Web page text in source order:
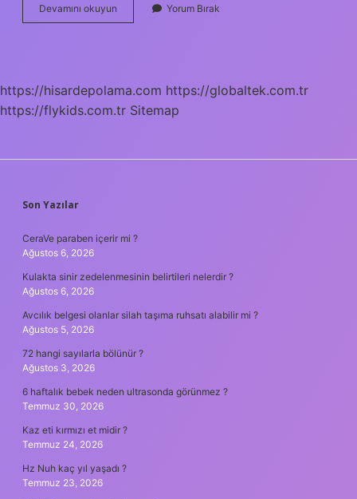
Devamını okuyun Felsefede
Akıl
Yorum Bırak
https://hisardepolama.com https://globaltek.com.tr
https://flykids.com.tr Sitemap
SIDEBAR
Son Yazılar
CeraVe paraben içerir mi ?
Ağustos 6, 2026
Kulakta sinir zedelenmesinin belirtileri nelerdir ?
Ağustos 6, 2026
Avcılık belgesi olanlar silah taşıma ruhsatı alabilir mi ?
Ağustos 5, 2026
72 hangi sayılarla bölünür ?
Ağustos 3, 2026
6 haftalık bebek neden ultrasonda görünmez ?
Temmuz 30, 2026
Kaz eti kırmızı et midir ?
Temmuz 24, 2026
Hz Nuh kaç yıl yaşadı ?
Temmuz 23, 2026